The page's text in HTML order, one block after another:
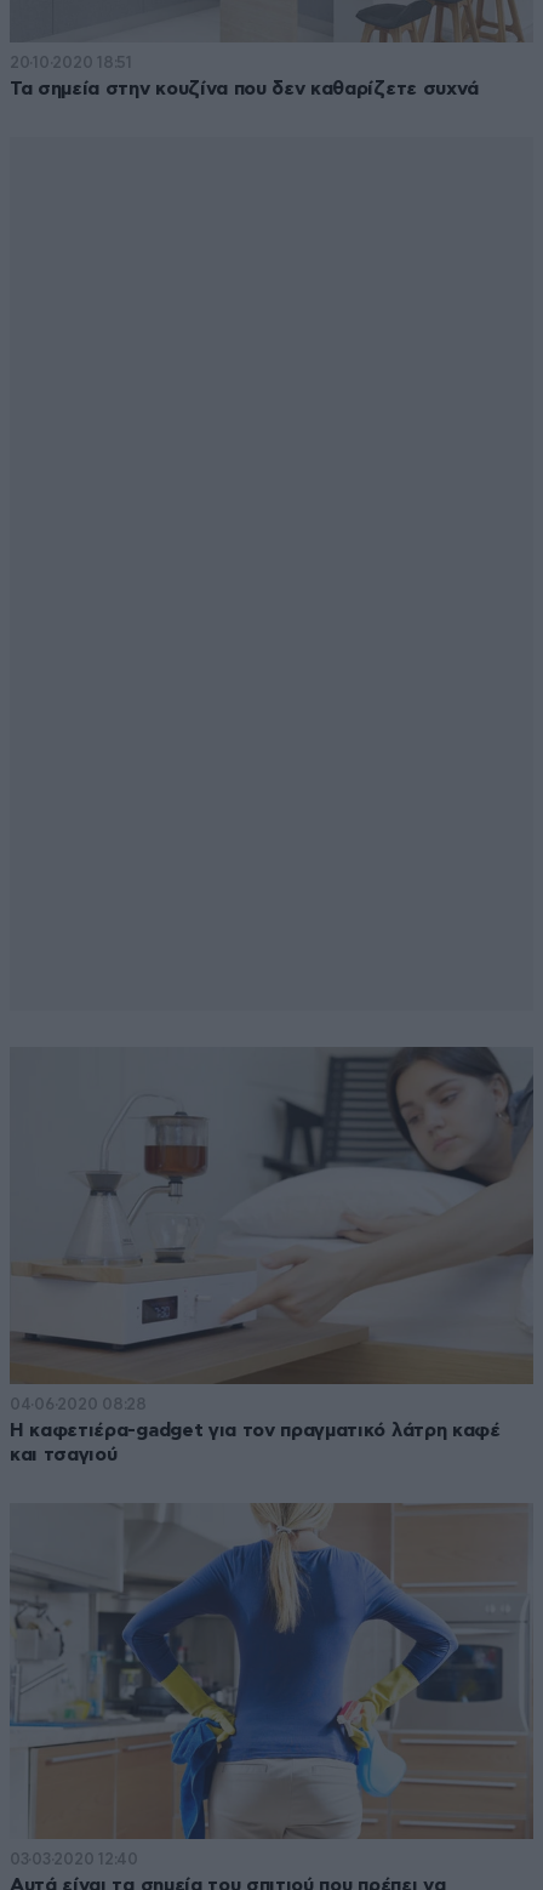
20·10·2020 18:51
Τα σημεία στην κουζίνα που δεν καθαρίζετε συχνά
04·06·2020 08:28
Η καφετιέρα-gadget για τον πραγματικό λάτρη καφέ
και τσαγιού
03·03·2020 12:40
Αυτά είναι τα σημεία του σπιτιού που πρέπει να